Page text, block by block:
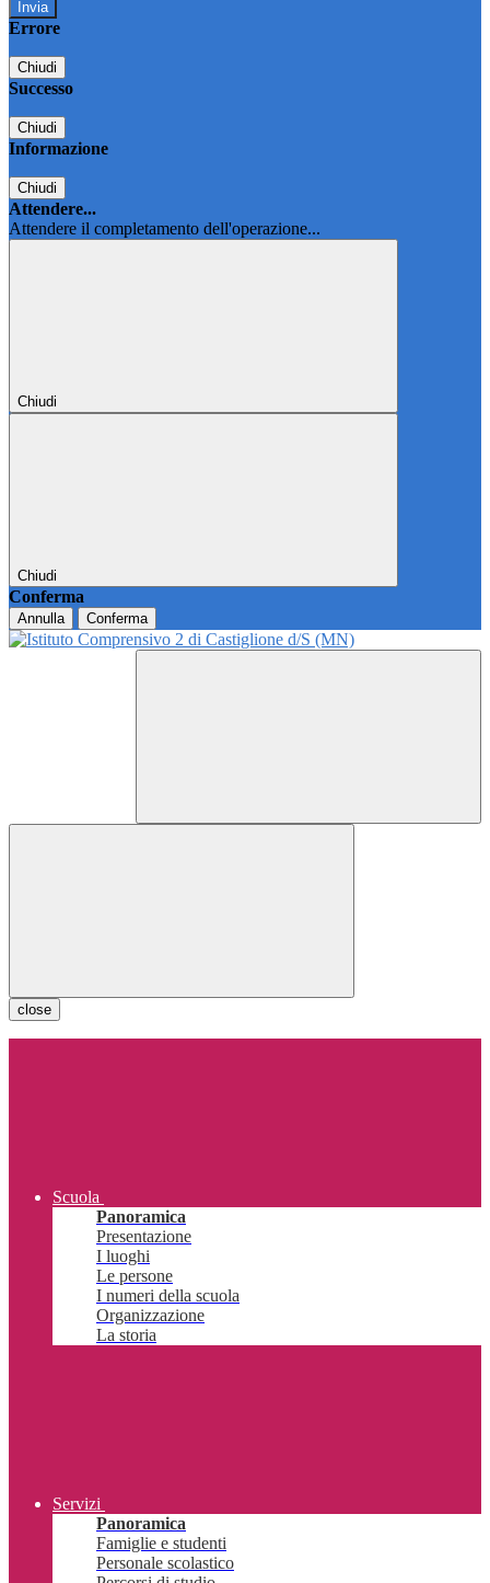
Errore
Chiudi
Successo
Chiudi
Informazione
Chiudi
Attendere...
Attendere il completamento dell'operazione...
Chiudi
Chiudi
Conferma
Annulla Conferma
close
Scuola
Panoramica
Presentazione
I luoghi
Le persone
I numeri della scuola
Organizzazione
La storia
Servizi
Panoramica
Famiglie e studenti
Personale scolastico